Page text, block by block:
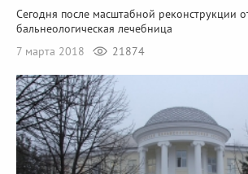
Сегодня после масштабной реконструкции
бальнеологическая лечебница
7 марта 2018
21874